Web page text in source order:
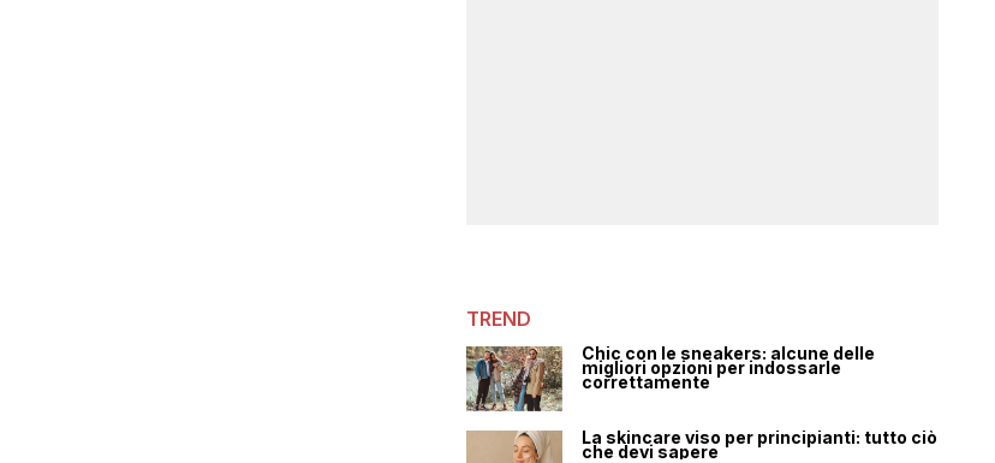
TREND
Chic con le sneakers: alcune delle
migliori opzioni per indossarle
correttamente
La skincare viso per principianti: tutto ciò
che devi sapere